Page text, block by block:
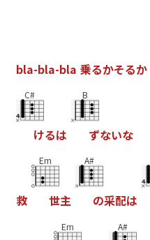
bla-bla-bla 乗るかそるか
C#
けるは
B
ずないな
救
Em
世主
A#
の采配は
Em A#